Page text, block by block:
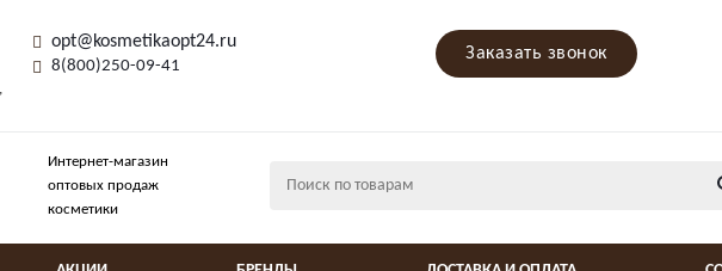
opt@kosmetikaopt24.ru
8(800)250-09-41
Заказать звонок
Интернет-магазин
оптовых продаж
косметики